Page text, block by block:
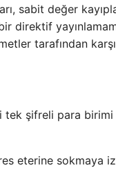
sabit değer
direktif
tarafından
şifreli para birimi
eterine sokmaya